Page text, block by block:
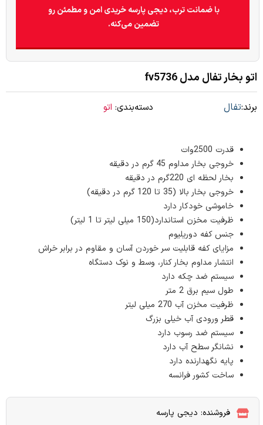
با ضمانت ترب، دیجی پارسه خریدی امن و مطمئن رو
تضمین می‌کنه.
اتو بخار تفال مدل fv5736
برند:تفال دسته‌بندی: اتو
قدرت 2500وات
خروجی بخار مداوم 45 گرم در دقیقه
بخار لحظه ای 220گرم در دقیقه
خروجی بخار بالا (35 تا 120 گرم در دقیقه)
خاموشی خودکار دارد
ظرفیت مخزن استاندارد(150 میلی لیتر تا 1 لیتر)
جنس کفه دوریلیوم
مزایای کفه قابلیت سر خوردن آسان و مقاوم در برابر خراش
انتشار مداوم بخار کنار، وسط و نوک دستگاه
سیستم ضد چکه دارد
طول سیم برق 2 متر
ظرفیت مخزن آب 270 میلی لیتر
قطر ورودی آب خیلی بزرگ
سیستم ضد رسوب دارد
نشانگر سطح آب دارد
پایه نگهدارنده دارد
ساخت کشور فرانسه
فروشنده: دیجی پارسه